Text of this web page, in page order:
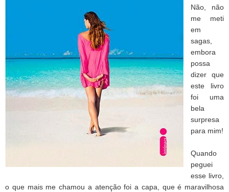
Não, não
me meti
em
sagas,
embora
possa
dizer que
este livro
foi uma
bela
surpresa
para mim!
Quando
peguei
esse livro,
o que mais me chamou a atenção foi a capa, que é maravilhosa